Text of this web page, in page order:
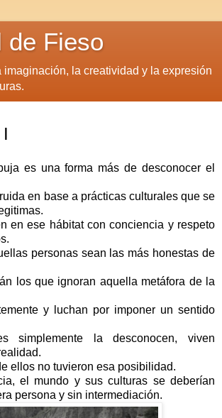
de Fieso
imaginación, la creatividad y la expresión
es una forma más de desconocer el
en base a prácticas culturales que se
en ese hábitat con conciencia y respeto
personas sean las más honestas de
los que ignoran aquella metáfora de la
y luchan por imponer un sentido
simplemente la desconocen, viven
ellos no tuvieron esa posibilidad.
el mundo y sus culturas se deberían
persona y sin intermediación.